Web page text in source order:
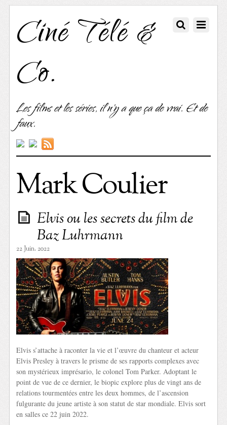
Ciné Télé &
Co.
Les films et les séries, il n'y a que ça de vrai. Et de
faux.
Mark Coulier
Elvis ou les secrets du film de
Baz Luhrmann
22 Juin. 2022
Elvis s’attache à raconter la vie et l’œuvre du chanteur et acteur
Elvis Presley à travers le prisme de ses rapports complexes avec
son mystérieux imprésario, le colonel Tom Parker. Adoptant le
point de vue de ce dernier, le biopic explore plus de vingt ans de
relations tourmentées entre les deux hommes, de l’ascension
fulgurante du jeune artiste à son statut de star mondiale. Elvis sort
en salles ce 22 juin 2022.